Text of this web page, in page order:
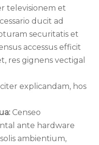
televisionem et
ducit ad
securitatis et
accessus efficit
res gignens vectigal
explicandam, hos
Censeo
ante hardware
ambientium,